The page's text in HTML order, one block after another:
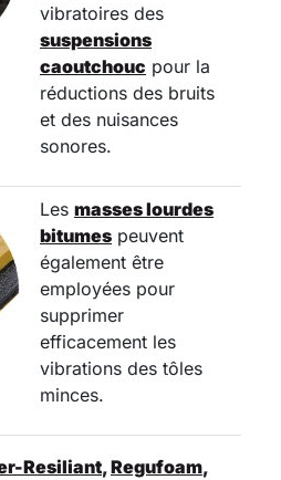
vibratoires des
suspensions
caoutchouc pour la
réductions des bruits
et des nuisances
sonores.
Les masses lourdes
bitumes peuvent
également être
employées pour
supprimer
efficacement les
vibrations des tôles
minces.
Resiliant,Regufoam,